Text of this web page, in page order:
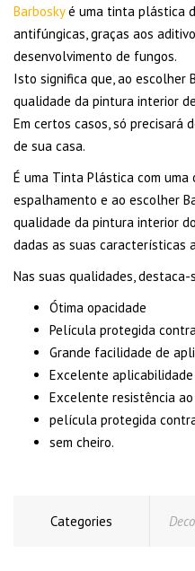
Barboskyé uma tinta plástica
antifúngicas, graças aos
desenvolvimento de fungos.
Isto significa que, ao escolher
qualidade da pintura interior
Em certos casos, só precisará
de sua casa.
É uma Tinta Plástica com
espalhamento e ao escolher
qualidade da pintura interior
dadas as suas características
Nas suas qualidades, destaca-
Ótima opacidade
Película protegida
Grande facilidade de
Excelente
Excelente resistência
película protegida
sem cheiro.
Categories